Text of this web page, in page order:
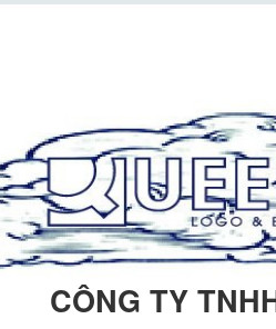
CÔNG TY